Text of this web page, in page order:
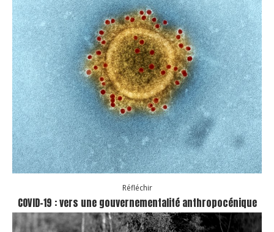
Réfléchir
COVID-19 : vers une gouvernementalité anthropocénique